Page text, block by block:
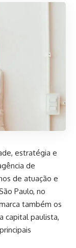
estratégia e
de
de atuação e
Paulo, no
também os
capital paulista,